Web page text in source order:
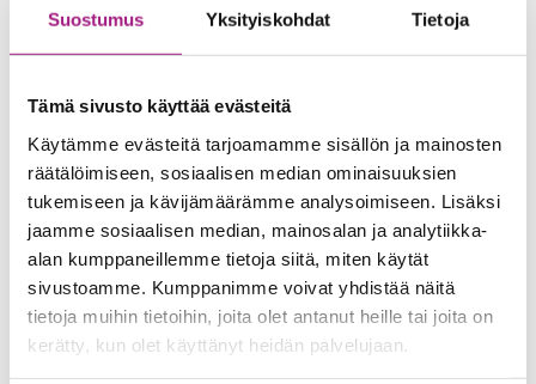
Suostumus Yksityiskohdat Tietoja
Tämä sivusto käyttää evästeitä
Käytämme evästeitä tarjoamamme sisällön ja mainosten
räätälöimiseen, sosiaalisen median ominaisuuksien
tukemiseen ja kävijämäärämme analysoimiseen. Lisäksi
jaamme sosiaalisen median, mainosalan ja analytiikka-
alan kumppaneillemme tietoja siitä, miten käytät
sivustoamme. Kumppanimme voivat yhdistää näitä
tietoja muihin tietoihin, joita olet antanut heille tai joita on
kerätty, kun olet käyttänyt heidän palvelujaan.
Nopeimmille lisäksi alennuskuponkeja Ratinan liikkeisiin!
4H Yrittäjien pisteet
Tue nuorta yrittäjää! Myynnissä mm. taidetta, palveluita
ja leipomuksia. Klikkaamalla yrityksen nimeä pääset
tarkastelemaan nuoren yrityksen sosiaalisen median
kanavaa tai mainosta. Voit lukea 4H Yrittäjistä lisää